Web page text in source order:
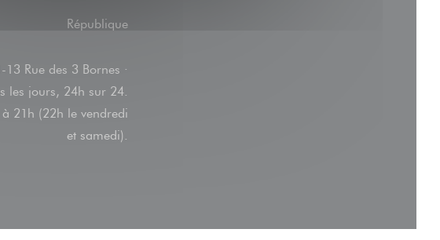
République
Rue des 3 Bornes ·
les jours, 24h sur 24.
21h (22h le vendredi
et samedi).